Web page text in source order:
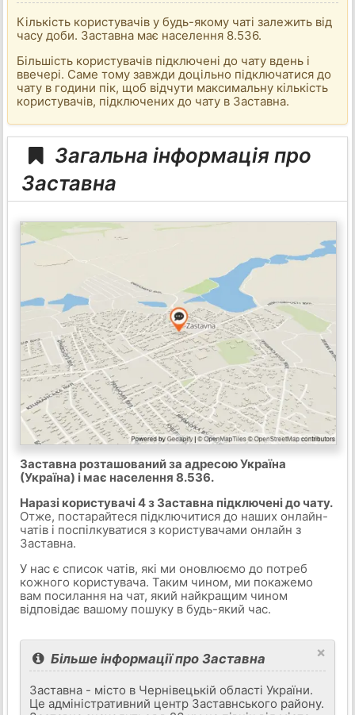
Кількість користувачів у будь-якому чаті залежить від
часу доби. Заставна має населення 8.536.
Більшість користувачів підключені до чату вдень і
ввечері. Саме тому завжди доцільно підключатися до
чату в години пік, щоб відчути максимальну кількість
користувачів, підключених до чату в Заставна.
Загальна інформація про
Заставна
Заставна розташований за адресою Україна
(Україна) і має населення 8.536.
Наразі користувачі 4 з Заставна підключені до чату.
Отже, постарайтеся підключитися до наших онлайн-
чатів і поспілкуватися з користувачами онлайн з
Заставна.
У нас є список чатів, які ми оновлюємо до потреб
кожного користувача. Таким чином, ми покажемо
вам посилання на чат, який найкращим чином
відповідає вашому пошуку в будь-який час.
×
Більше інформації про Заставна
Заставна - місто в Чернівецькій області України.
Це адміністративний центр Заставнського району.